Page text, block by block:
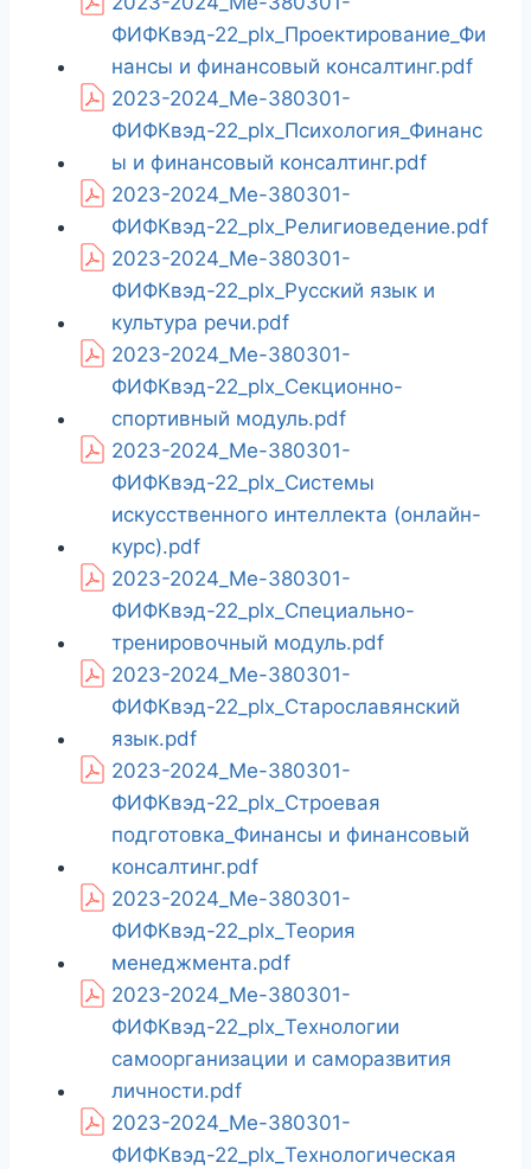
ФИФКвэд-22_plx_Проектирование_Фи
нансы и финансовый консалтинг.pdf
2023-2024_Ме-380301-
ФИФКвэд-22_plx_Психология_Финанс
ы и финансовый консалтинг.pdf
2023-2024_Ме-380301-
ФИФКвэд-22_plx_Религиоведение.pdf
2023-2024_Ме-380301-
ФИФКвэд-22_plx_Русский язык и
культура речи.pdf
2023-2024_Ме-380301-
ФИФКвэд-22_plx_Секционно-
спортивный модуль.pdf
2023-2024_Ме-380301-
ФИФКвэд-22_plx_Системы
искусственного интеллекта (онлайн-
курс).pdf
2023-2024_Ме-380301-
ФИФКвэд-22_plx_Специально-
тренировочный модуль.pdf
2023-2024_Ме-380301-
ФИФКвэд-22_plx_Старославянский
язык.pdf
2023-2024_Ме-380301-
ФИФКвэд-22_plx_Строевая
подготовка_Финансы и финансовый
консалтинг.pdf
2023-2024_Ме-380301-
ФИФКвэд-22_plx_Теория
менеджмента.pdf
2023-2024_Ме-380301-
ФИФКвэд-22_plx_Технологии
самоорганизации и саморазвития
личности.pdf
2023-2024_Ме-380301-
ФИФКвэд-22_plx_Технологическая